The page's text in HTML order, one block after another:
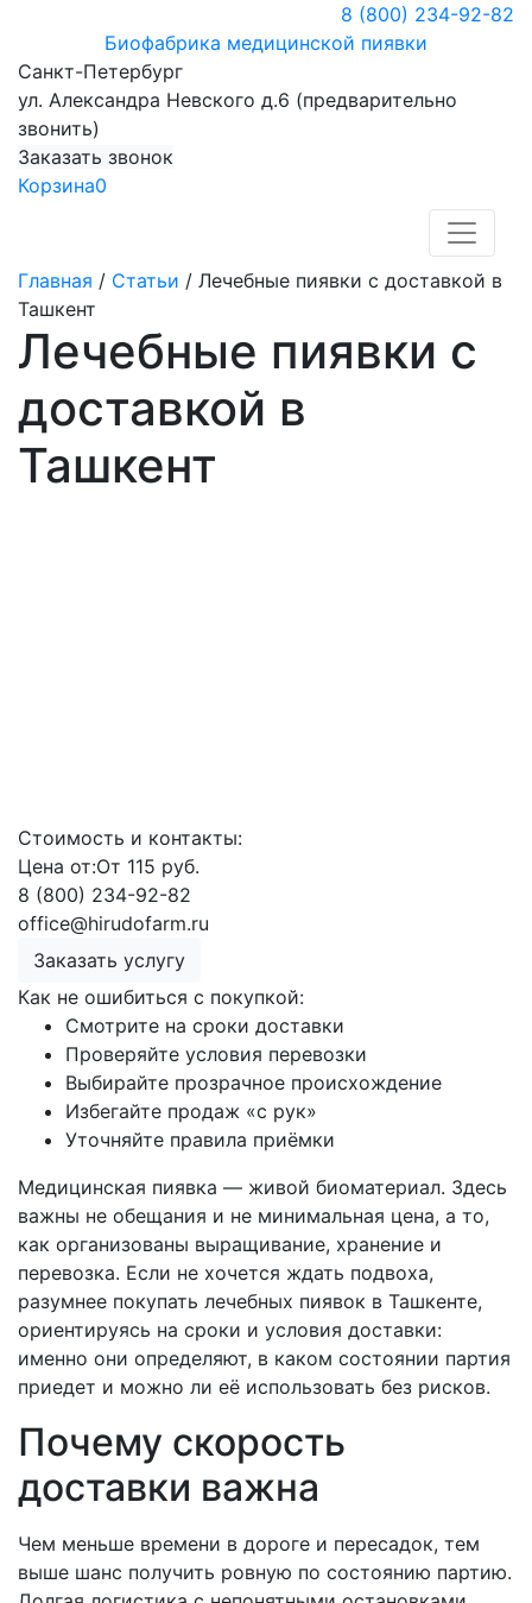
8 (800) 234-92-82
Биофабрика медицинской пиявки
Санкт-Петербург
ул. Александра Невского д.6 (предварительно
звонить)
Заказать звонок
Корзина0
Главная / Статьи / Лечебные пиявки с доставкой в
Ташкент
Лечебные пиявки с
доставкой в
Ташкент
Стоимость и контакты:
Цена от:От 115 руб.
8 (800) 234-92-82
office@hirudofarm.ru
Заказать услугу
Как не ошибиться с покупкой:
Смотрите на сроки доставки
Проверяйте условия перевозки
Выбирайте прозрачное происхождение
Избегайте продаж «с рук»
Уточняйте правила приёмки
Медицинская пиявка — живой биоматериал. Здесь
важны не обещания и не минимальная цена, а то,
как организованы выращивание, хранение и
перевозка. Если не хочется ждать подвоха,
разумнее покупать лечебных пиявок в Ташкенте,
ориентируясь на сроки и условия доставки:
именно они определяют, в каком состоянии партия
приедет и можно ли её использовать без рисков.
Почему скорость
доставки важна
Чем меньше времени в дороге и пересадок, тем
выше шанс получить ровную по состоянию партию.